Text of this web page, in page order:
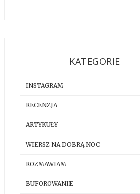
KATEGORIE
INSTAGRAM
RECENZJA
ARTYKUŁY
WIERSZ NA DOBRĄ NOC
ROZMAWIAM
BUFOROWANIE